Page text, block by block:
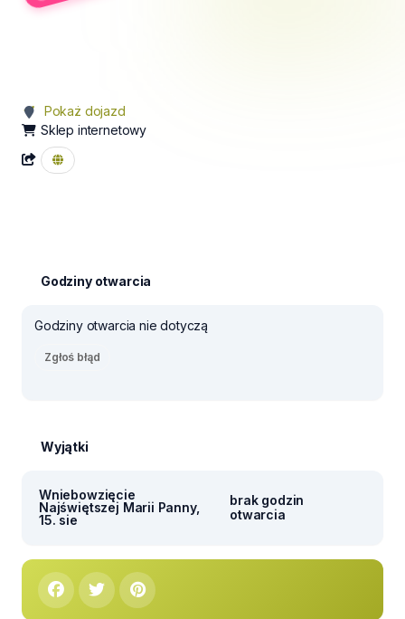
Pokaż dojazd
Sklep internetowy
Godziny otwarcia
Godziny otwarcia nie dotyczą
Zgłoś błąd
Wyjątki
Wniebowzięcie
Najświętszej Marii Panny,
15. sie
brak godzin
otwarcia